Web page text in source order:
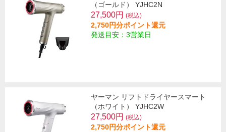
（ゴールド） YJHC2N
27,500円 (税込)
2,750円分ポイント還元
発送目安：3営業日
ヤーマン リフトドライヤースマート
（ホワイト） YJHC2W
27,500円 (税込)
2,750円分ポイント還元